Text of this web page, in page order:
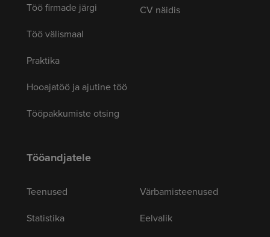
Töö firmade järgi
Töö välismaal
Praktika
Hooajatöö ja ajutine töö
Tööpakkumiste otsing
CV näidis
Tööandjatele
Teenused
Statistika
Värbamisteenused
Eelvalik